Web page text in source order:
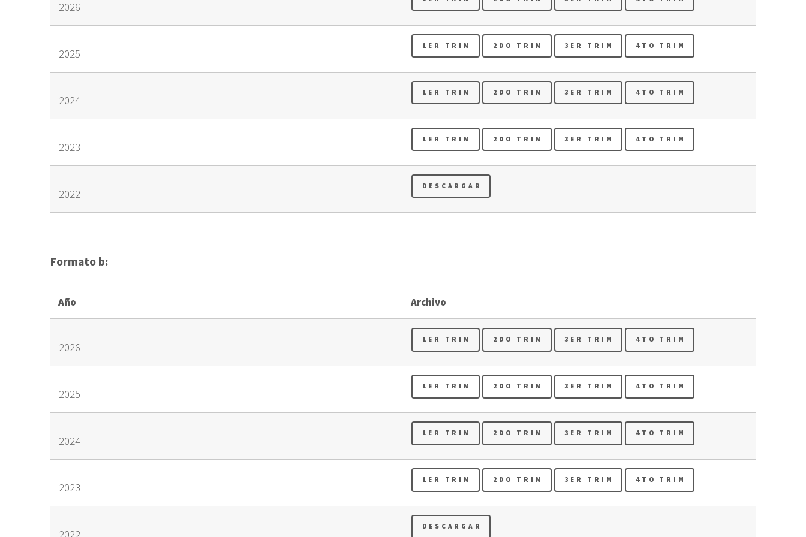
2026
2025
1ER TRIM 2DO TRIM 3ER TRIM 4TO TRIM
2024
1ER TRIM 2DO TRIM 3ER TRIM 4TO TRIM
2023
1ER TRIM 2DO TRIM 3ER TRIM 4TO TRIM
2022
DESCARGAR
Formato b:
Año Archivo
2026
1ER TRIM 2DO TRIM 3ER TRIM 4TO TRIM
2025
1ER TRIM 2DO TRIM 3ER TRIM 4TO TRIM
2024
1ER TRIM 2DO TRIM 3ER TRIM 4TO TRIM
2023
1ER TRIM 2DO TRIM 3ER TRIM 4TO TRIM
DESCARGAR